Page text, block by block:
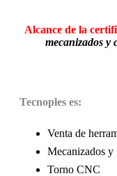
Alcance de la
mecanizados y
Tecnoples es:
Venta de
Mecanizados y
Torno CNC